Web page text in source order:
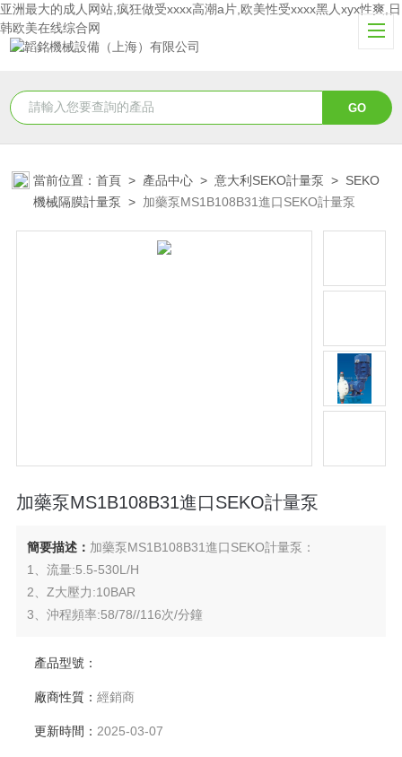
亚洲最大的成人网站,疯狂做受xxxx高潮a片,欧美性受xxxx黑人xyx性爽,日
韩欧美在线综合网
當前位置：首頁 > 產品中心 >意大利SEKO計量泵 > SEKO
機械隔膜計量泵 > 加藥泵MS1B108B31進口SEKO計量泵
加藥泵MS1B108B31進口SEKO計量泵
簡要描述： 加藥泵MS1B108B31進口SEKO計量泵：
1、流量:5.5-530L/H
2、Z大壓力:10BAR
3、沖程頻率:58/78//116次/分鐘
5、電機:標準電機0.18/0.25/0.37KW（防護等級為IP55）
7、觸液端材質：PVC，PP，SS316
產品型號：
廠商性質： 經銷商
更新時間： 2025-03-07